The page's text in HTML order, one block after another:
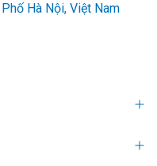
Hà Nội, Việt Nam